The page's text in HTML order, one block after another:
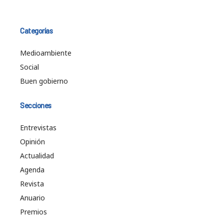
Categorías
Medioambiente
Social
Buen gobierno
Secciones
Entrevistas
Opinión
Actualidad
Agenda
Revista
Anuario
Premios